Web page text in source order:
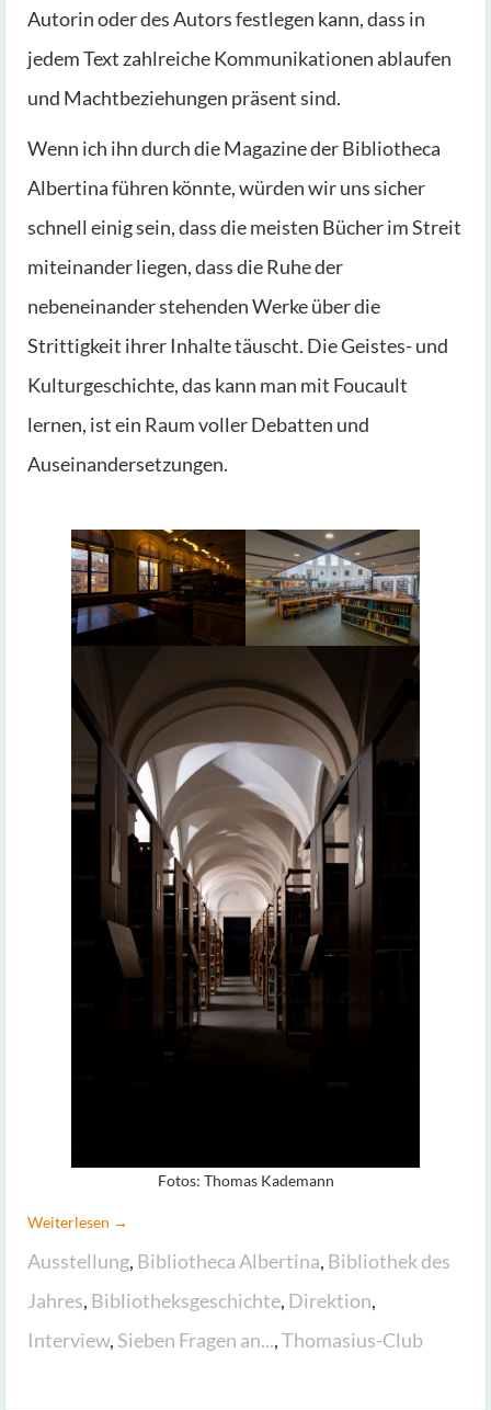
Autorin oder des Autors festlegen kann, dass in
jedem Text zahlreiche Kommunikationen ablaufen
und Machtbeziehungen präsent sind.
Wenn ich ihn durch die Magazine der Bibliotheca
Albertina führen könnte, würden wir uns sicher
schnell einig sein, dass die meisten Bücher im Streit
miteinander liegen, dass die Ruhe der
nebeneinander stehenden Werke über die
Strittigkeit ihrer Inhalte täuscht. Die Geistes- und
Kulturgeschichte, das kann man mit Foucault
lernen, ist ein Raum voller Debatten und
Auseinandersetzungen.
Fotos: Thomas Kademann
Weiterlesen →
Ausstellung, Bibliotheca Albertina, Bibliothek des
Jahres, Bibliotheksgeschichte, Direktion,
Interview, Sieben Fragen an...,Thomasius-Club